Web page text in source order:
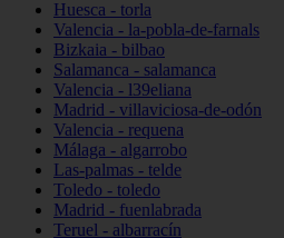
Huesca - torla
Valencia - la-pobla-de-farnals
Bizkaia - bilbao
Salamanca - salamanca
Valencia - l39eliana
Madrid - villaviciosa-de-odón
Valencia - requena
Málaga - algarrobo
Las-palmas - telde
Toledo - toledo
Madrid - fuenlabrada
Teruel - albarracín